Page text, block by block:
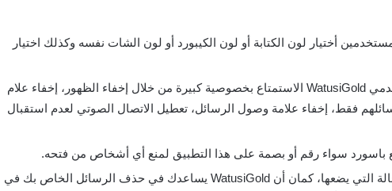
أختيار لون الكتابة أو لون الكيبورد أو لون الشات نفسه وكذلك اختيار
زيادة معدل الخصوصية والأمان: يستطيع مستخدمي WatusiGold الاستمتاع بخصوصية كبيرة من خلال إخفاء الظهور، إخفاء علام
فقط، إخفاء علامة وصول الرسائل، تعطيل الاتصال الصوتي لعدم استقبال
إضافات في الدردشة: يظهر أسفل كل اسم الحالة التي يضعها، كمان أن WatusiGold يساعدك في حذف الرسائل الخاص بك في